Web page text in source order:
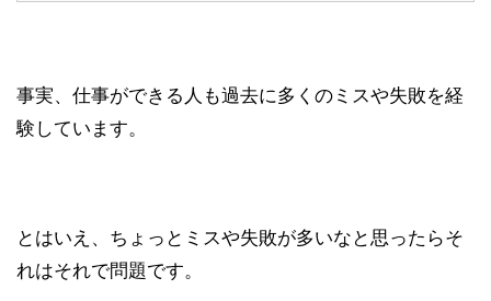
事実、仕事ができる人も過去に多くのミスや失敗を経
験しています。
とはいえ、ちょっとミスや失敗が多いなと思ったらそ
れはそれで問題です。